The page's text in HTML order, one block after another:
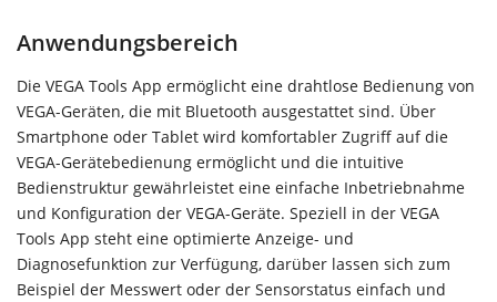
Anwendungsbereich
Die VEGA Tools App ermöglicht eine drahtlose Bedienung von
VEGA-Geräten, die mit Bluetooth ausgestattet sind. Über
Smartphone oder Tablet wird komfortabler Zugriff auf die
VEGA-Gerätebedienung ermöglicht und die intuitive
Bedienstruktur gewährleistet eine einfache Inbetriebnahme
und Konfiguration der VEGA-Geräte. Speziell in der VEGA
Tools App steht eine optimierte Anzeige- und
Diagnosefunktion zur Verfügung, darüber lassen sich zum
Beispiel der Messwert oder der Sensorstatus einfach und